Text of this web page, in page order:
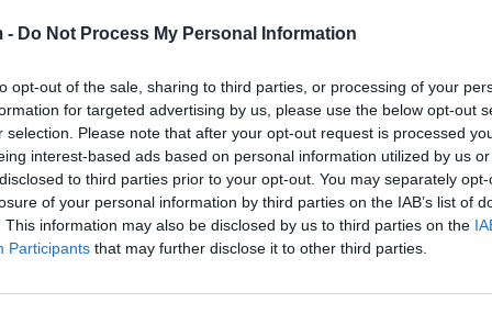
- Do Not Process My Personal Information
opt-out of the sale, sharing to third parties, or processing of your
for targeted advertising by us, please use the below opt-out
selection. Please note that after your opt-out request is processed
interest-based ads based on personal information utilized by us
to third parties prior to your opt-out. You may separately
of your personal information by third parties on the IAB’s list of
This information may also be disclosed by us to third parties on the
Participants that may further disclose it to other third parties.
e komandantit legjendar
2021
Jorge Jesus largohet
schedule 18:26 / 19/03/2021